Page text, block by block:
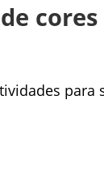
cores
para